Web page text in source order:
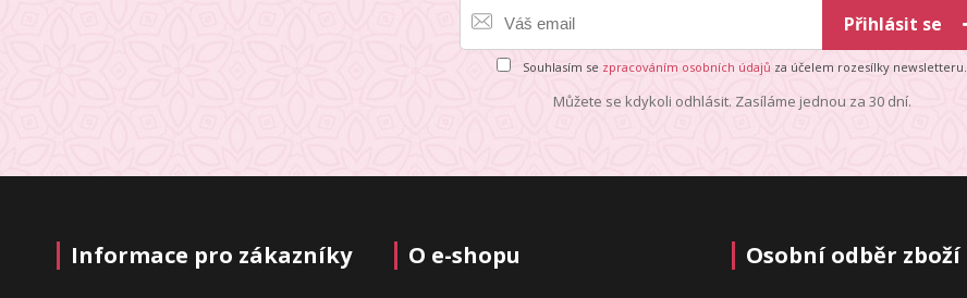
Přihlásit se
Souhlasím se zpracováním osobních údajů za účelem rozesílky newsletteru.
Můžete se kdykoli odhlásit. Zasíláme jednou za 30 dní.
Informace pro zákazníky O e-shopu Osobní odběr zboží